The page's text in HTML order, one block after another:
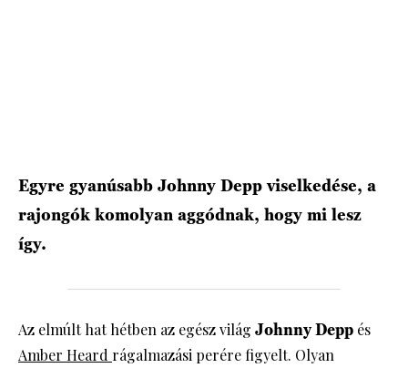
Egyre gyanúsabb Johnny Depp viselkedése, a
rajongók komolyan aggódnak, hogy mi lesz
így.
Az elmúlt hat hétben az egész világ Johnny Depp és
Amber Heard rágalmazási perére figyelt. Olyan